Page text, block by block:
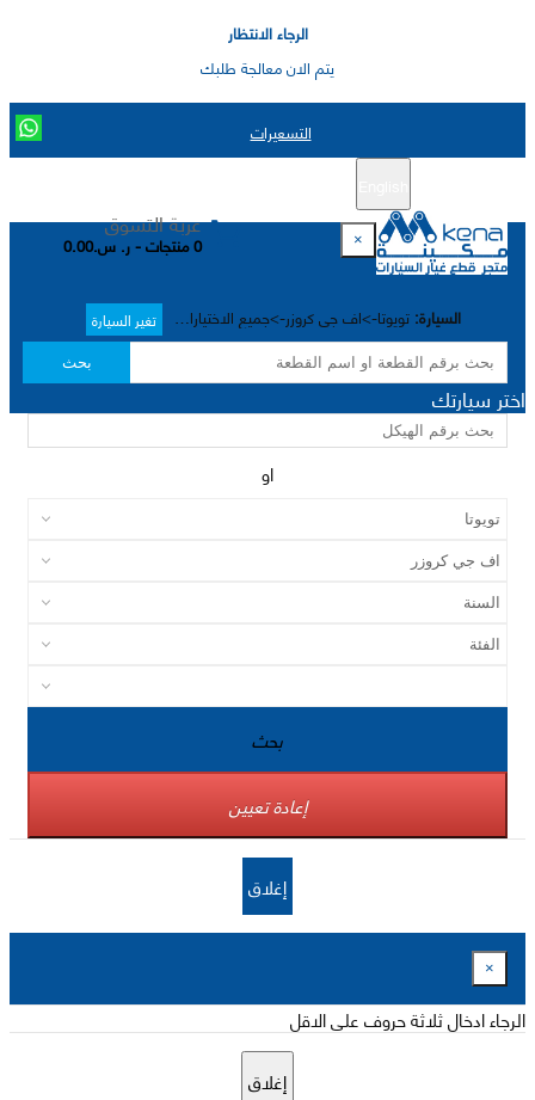
الرجاء الانتظار
يتم الان معالجة طلبك
التسعيرات
عربة التسوق
0 منتجات - ر. س.0.00
السيارة: تويوتا->اف جي كروزر->جميع الاختيارات-> تغير السيارة
بحث
×
اختر سيارتك
او
بحث
إعادة تعيين
إغلاق
×
الرجاء ادخال ثلاثة حروف على الاقل
إغلاق